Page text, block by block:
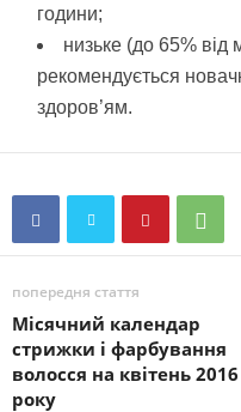
години;
низьке (до 65% від
рекомендується
здоров’ям.
попередня стаття
Місячний календар
стрижки і фарбування
волосся на квітень 2016
року